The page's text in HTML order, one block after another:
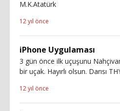
M.K.Atatürk
12 yıl önce
iPhone Uygulaması
3 gün önce ilk uçuşunu
bir uçak. Hayırlı olsun. Darısı
12 yıl önce